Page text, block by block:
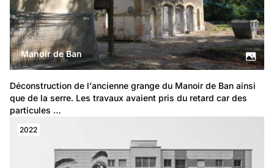
Manoir de Ban
Déconstruction de l'ancienne grange du Manoir de Ban ainsi
que de la serre. Les travaux avaient pris du retard car des
particules …
2022